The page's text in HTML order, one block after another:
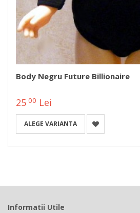
Body Negru Future Billionaire
25 00 Lei
ALEGE VARIANTA
Informatii Utile